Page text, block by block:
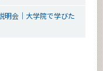
明会｜大学院で学びた